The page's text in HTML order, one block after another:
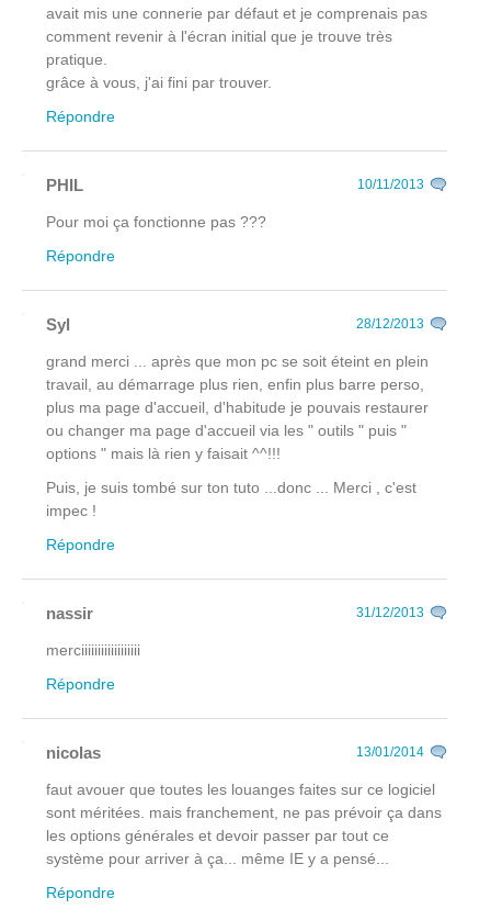
avait mis une connerie par défaut et je comprenais pas
comment revenir à l'écran initial que je trouve très
pratique.
grâce à vous, j'ai fini par trouver.
Répondre
PHIL 10/11/2013
Pour moi ça fonctionne pas ???
Répondre
Syl 28/12/2013
grand merci ... après que mon pc se soit éteint en plein
travail, au démarrage plus rien, enfin plus barre perso,
plus ma page d'accueil, d'habitude je pouvais restaurer
ou changer ma page d'accueil via les " outils " puis "
options " mais là rien y faisait ^^!!!
Puis, je suis tombé sur ton tuto ...donc ... Merci , c'est
impec !
Répondre
nassir 31/12/2013
merciiiiiiiiiiiiiiiiii
Répondre
nicolas 13/01/2014
faut avouer que toutes les louanges faites sur ce logiciel
sont méritées. mais franchement, ne pas prévoir ça dans
les options générales et devoir passer par tout ce
système pour arriver à ça... même IE y a pensé...
Répondre